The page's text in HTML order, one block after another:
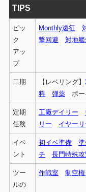
TIPS
ピッ
ク
アッ
プ
Monthly遠征
撃回避
対地艦
二期 【レベリング】
料
弾薬ボー
定期
任務
工廠デイリー
リー
イヤーリ
イベ
ント
初イベ準備
チ
長門特殊
ツー
ルの
作戦室 制空